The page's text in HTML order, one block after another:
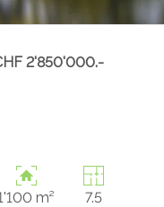
2'850'000.-
m² 7.5